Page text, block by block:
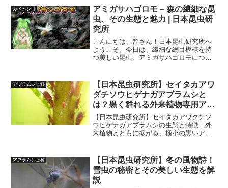
えることもあり、カイガラムシ類として
は異例の大型種。日本で...
カメムシ目
アミガサハゴロモ – 森の繊細な昆
虫、その生態と魅力 | 日本昆虫研
究所
こんにちは、皆さん！日本昆虫研究所へ
ようこそ。今日は、繊細な網目模様を持
つ美しい昆虫、アミガサハゴロモについ
ハゴロモは、ハゴロモ科に属する昆虫の
一種で、日本の森林や草地...
アブラムシ上科
【日本昆虫研究所】セイタカアワ
ダチソウヒゲナガアブラムシと
は？黒く群れる外来植物専用アブ
ラムシの驚きの生態
【日本昆虫研究所】セイタカアワダチソ
ウヒゲナガアブラムシの生態と特徴｜外
来植物とともに拡がる、極小の黒いアブ
カ原産の外来植物「セイタカアワダチソ
ウ」に寄生する非常に小...
アブラムシ上科
【日本昆虫研究所】冬の風物詩！
雪虫の秘密とその美しい生態を解
説